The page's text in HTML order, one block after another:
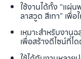
ใช้งานได้ทั้ง “แผ่
ลาสวูด สีเทา” เพื่
เหมาะสำหรับงาน
เพื่อสร้างดีไซน์ที่โ